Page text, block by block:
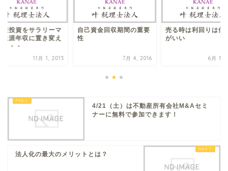
産投資をサラリーマ
生涯年収に置き変え
・・・
11月 1, 2013
自己資金回収期間の重要
性
7月 4, 2016
売る時は利回りは低
がいい
6月 10,
4/21（土）は不動産所有会社M&Aセミ
ナーに無料で参加できます！
法人化の最大のメリットとは？